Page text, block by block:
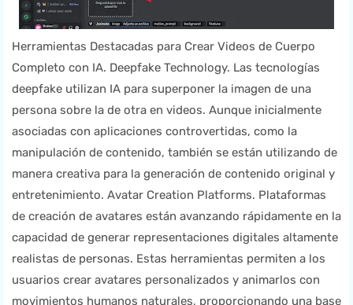
Herramientas Destacadas para Crear Videos de Cuerpo
Completo con IA. Deepfake Technology. Las tecnologías
deepfake utilizan IA para superponer la imagen de una
persona sobre la de otra en videos. Aunque inicialmente
asociadas con aplicaciones controvertidas, como la
manipulación de contenido, también se están utilizando de
manera creativa para la generación de contenido original y
entretenimiento. Avatar Creation Platforms. Plataformas
de creación de avatares están avanzando rápidamente en la
capacidad de generar representaciones digitales altamente
realistas de personas. Estas herramientas permiten a los
usuarios crear avatares personalizados y animarlos con
movimientos humanos naturales, proporcionando una base